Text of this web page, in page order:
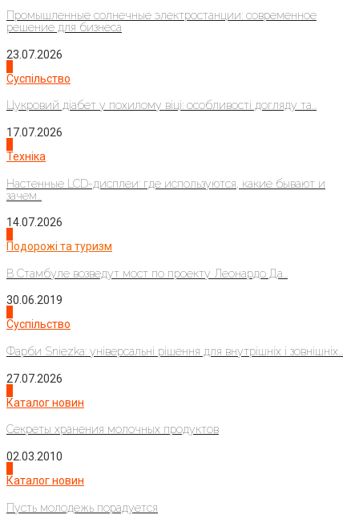
Промышленные солнечные электростанции: современное
решение для бизнеса
23.07.2026
Суспільство
Цукровий діабет у похилому віці: особливості догляду та...
17.07.2026
Техніка
Настенные LCD-дисплеи: где используются, какие бывают и
зачем...
14.07.2026
Подорожі та туризм
В Стамбуле возведут мост по проекту Леонардо Да...
30.06.2019
Суспільство
Фарби Sniezka: універсальні рішення для внутрішніх і зовнішніх...
27.07.2026
Каталог новин
Секреты хранения молочных продуктов
02.03.2010
Каталог новин
Пусть молодежь порадуется